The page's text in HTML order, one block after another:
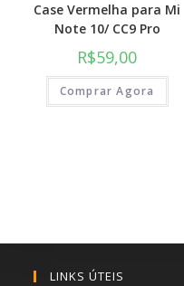
Case Vermelha para Mi
Note 10/ CC9 Pro
R$59,00
Comprar Agora
LINKS ÚTEIS